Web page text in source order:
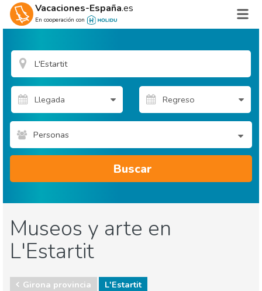
Vacaciones-España.es
En cooperación con
Personas
Buscar
Museos y arte en
L'Estartit
Girona provincia
L'Estartit